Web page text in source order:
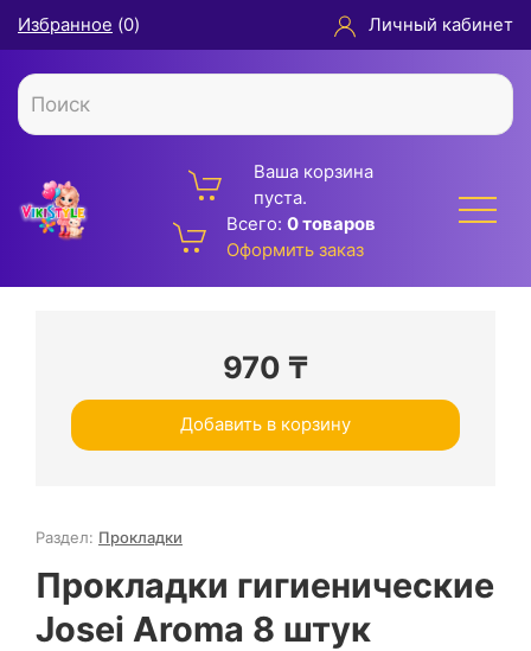
Избранное (0) Личный кабинет
Ваша корзина
пуста.
Всего: 0 товаров
Оформить заказ
970 ₸
Добавить в корзину
Раздел: Прокладки
Прокладки гигиенические
Josei Aroma 8 штук